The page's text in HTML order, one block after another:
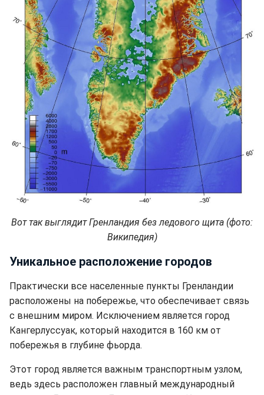
Вот так выглядит Гренландия без ледового щита (фото:
Википедия)
Уникальное расположение городов
Практически все населенные пункты Гренландии
расположены на побережье, что обеспечивает связь
с внешним миром. Исключением является город
Кангерлуссуак, который находится в 160 км от
побережья в глубине фьорда.
Этот город является важным транспортным узлом,
ведь здесь расположен главный международный